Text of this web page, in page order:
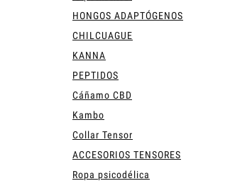
HONGOS ADAPTÓGENOS
CHILCUAGUE
KANNA
PEPTIDOS
Cáñamo CBD
Kambo
Collar Tensor
ACCESORIOS TENSORES
Ropa psicodélica